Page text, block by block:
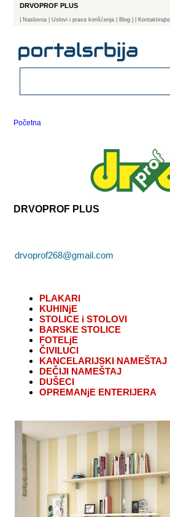
DRVOPROF PLUS
Naslovna | Uslovi i prava korišćenja Blog |
Početna
DRVOPROF PLUS
drvoprof268@gmail.com
PLAKARI
KUHINjE
STOLICE i STOLOVI
BARSKE STOLICE
FOTELjE
ČIVILUCI
KANCELARIJSKI NAMEŠTAJ
DEČIJI NAMEŠTAJ
DUŠECI
OPREMANjE ENTERIJERA